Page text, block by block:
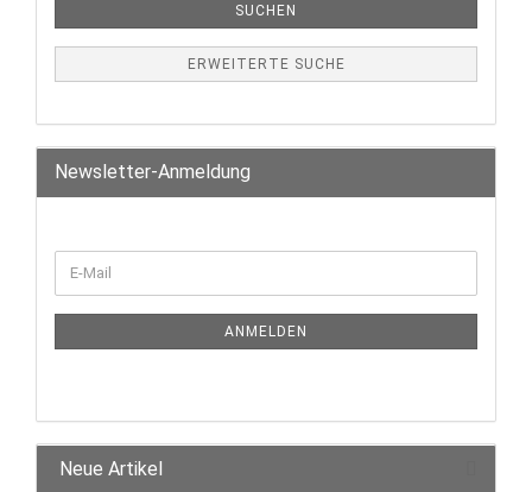
SUCHEN
ERWEITERTE SUCHE
Newsletter-Anmeldung
ANMELDEN
Neue Artikel